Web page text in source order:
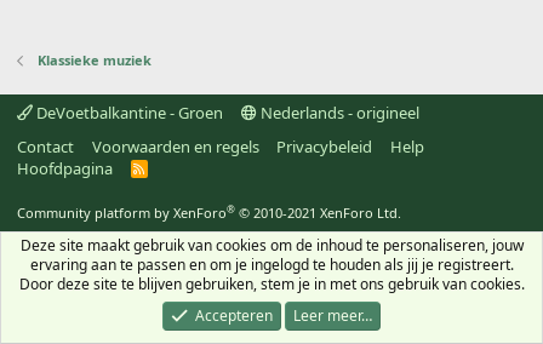
Klassieke muziek
DeVoetbalkantine - Groen
Nederlands - origineel
Contact
Voorwaarden en regels Privacybeleid
Help
Hoofdpagina
R
Community platform by XenForo® © 2010-2021 XenForo Ltd.
Deze site maakt gebruik van cookies om de inhoud te personaliseren, jouw
ervaring aan te passen en om je ingelogd te houden als jij je registreert.
Door deze site te blijven gebruiken, stem je in met ons gebruik van cookies.
Accepteren
Leer meer…